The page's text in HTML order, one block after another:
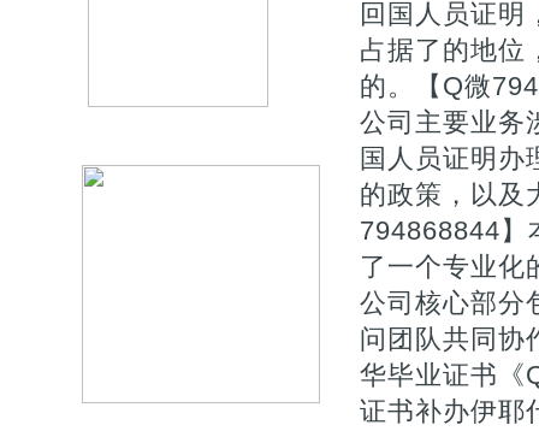
回国人员证明
占据了的地位
的。【Q微
公司主要业务
国人员证明办
的政策，以及
794868844】
了一个专业化
公司核心部分
问团队共同协
华毕业证书《
证书补办伊耶